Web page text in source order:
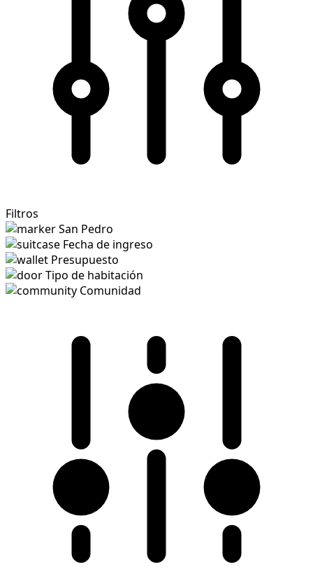
Filtros
San Pedro
Fecha de ingreso
Presupuesto
Tipo de habitación
Comunidad